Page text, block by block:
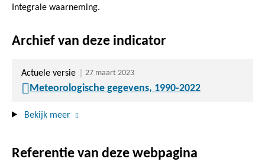
Integrale waarneming.
Archief van deze indicator
Actuele versie 27 maart 2023
Meteorologische gegevens, 1990-2022
Bekijk meer
Referentie van deze webpagina